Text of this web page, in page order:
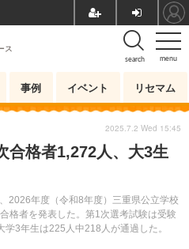
menu
search
ス
事例 イベント リセマム
格者1,272人、大3生
2026年度（令和8年度）三重県公立学校
格者を発表した。第1次選考試験は受験
3年生は225人中218人が通過した。
2025.7.2 Wed 15:45